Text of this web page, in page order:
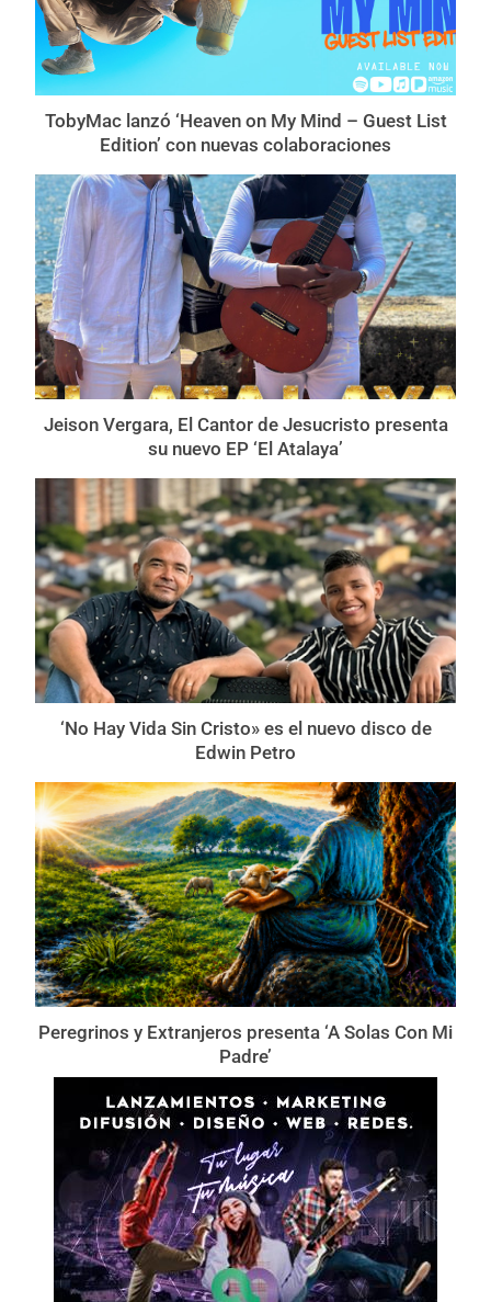
TobyMac lanzó ‘Heaven on My Mind – Guest List
Edition’ con nuevas colaboraciones
Jeison Vergara, El Cantor de Jesucristo presenta
su nuevo EP ‘El Atalaya’
‘No Hay Vida Sin Cristo» es el nuevo disco de
Edwin Petro
Peregrinos y Extranjeros presenta ‘A Solas Con Mi
Padre’